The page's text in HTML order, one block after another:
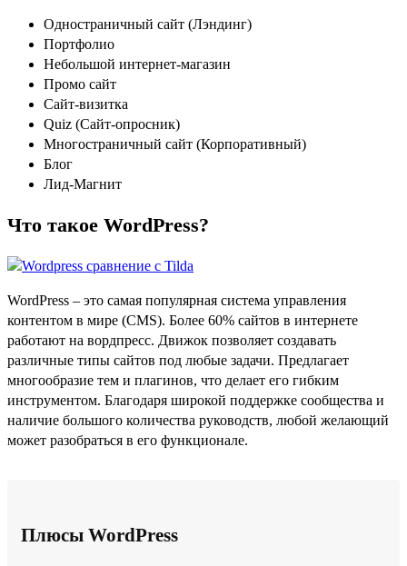
Одностраничный сайт (Лэндинг)
Портфолио
Небольшой интернет-магазин
Промо сайт
Сайт-визитка
Quiz (Сайт-опросник)
Многостраничный сайт (Корпоративный)
Блог
Лид-Магнит
Что такое WordPress?
WordPress – это самая популярная система управления
контентом в мире (CMS). Более 60% сайтов в интернете
работают на вордпресс. Движок позволяет создавать
различные типы сайтов под любые задачи. Предлагает
многообразие тем и плагинов, что делает его гибким
инструментом. Благодаря широкой поддержке сообщества и
наличие большого количества руководств, любой желающий
может разобраться в его функционале.
Плюсы WordPress